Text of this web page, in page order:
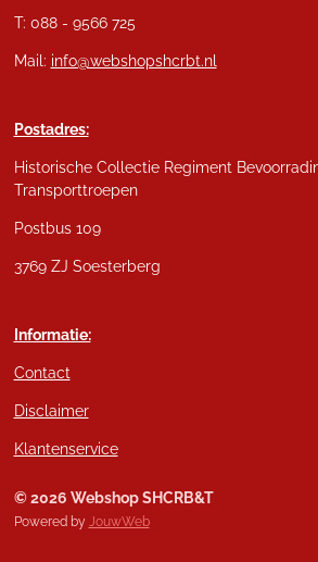
T: 088 - 9566 725
Mail: info@webshopshcrbt.nl
Postadres:
Historische Collectie Regiment
Transporttroepen
Postbus 109
3769 ZJ Soesterberg
Informatie:
Contact
Disclaimer
Klantenservice
© 2026 Webshop SHCRB&T
Powered by JouwWeb